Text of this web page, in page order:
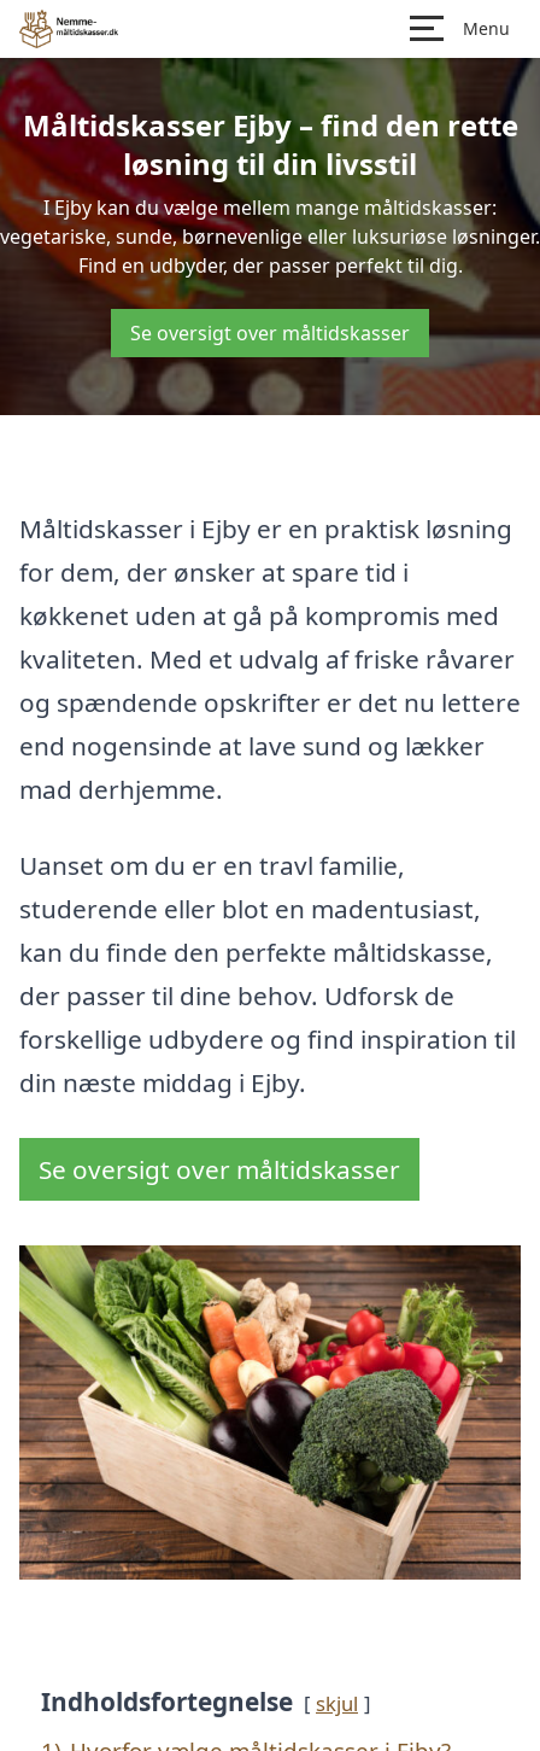
Menu
Måltidskasser Ejby – find den rette
løsning til din livsstil
I Ejby kan du vælge mellem mange måltidskasser:
vegetariske, sunde, børnevenlige eller luksuriøse løsninger.
Find en udbyder, der passer perfekt til dig.
Se oversigt over måltidskasser
Måltidskasser i Ejby er en praktisk løsning
for dem, der ønsker at spare tid i
køkkenet uden at gå på kompromis med
kvaliteten. Med et udvalg af friske råvarer
og spændende opskrifter er det nu lettere
end nogensinde at lave sund og lækker
mad derhjemme.
Uanset om du er en travl familie,
studerende eller blot en madentusiast,
kan du finde den perfekte måltidskasse,
der passer til dine behov. Udforsk de
forskellige udbydere og find inspiration til
din næste middag i Ejby.
Se oversigt over måltidskasser
Indholdsfortegnelse skjul